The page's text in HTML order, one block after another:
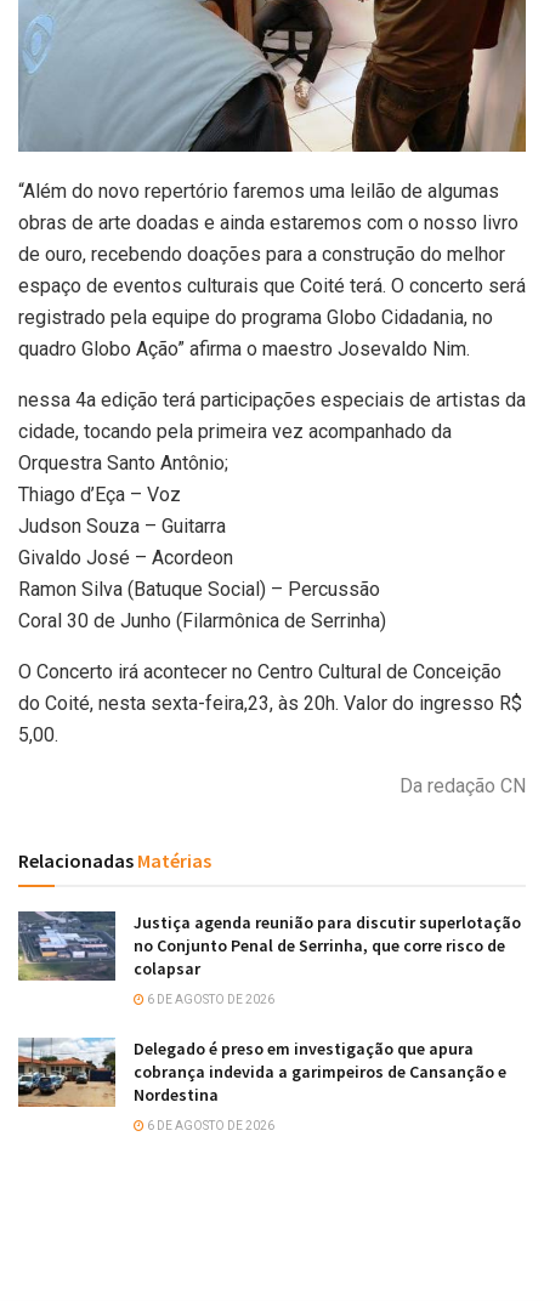
“Além do novo repertório faremos uma leilão de algumas
obras de arte doadas e ainda estaremos com o nosso livro
de ouro, recebendo doações para a construção do melhor
espaço de eventos culturais que Coité terá. O concerto será
registrado pela equipe do programa Globo Cidadania, no
quadro Globo Ação” afirma o maestro Josevaldo Nim.
nessa 4a edição terá participações especiais de artistas da
cidade, tocando pela primeira vez acompanhado da
Orquestra Santo Antônio;
Thiago d’Eça – Voz
Judson Souza – Guitarra
Givaldo José – Acordeon
Ramon Silva (Batuque Social) – Percussão
Coral 30 de Junho (Filarmônica de Serrinha)
O Concerto irá acontecer no Centro Cultural de Conceição
do Coité, nesta sexta-feira,23, às 20h. Valor do ingresso R$
5,00.
Da redação CN
Relacionadas Matérias
Justiça agenda reunião para discutir superlotação
no Conjunto Penal de Serrinha, que corre risco de
colapsar
6 DE AGOSTO DE 2026
Delegado é preso em investigação que apura
cobrança indevida a garimpeiros de Cansanção e
Nordestina
6 DE AGOSTO DE 2026